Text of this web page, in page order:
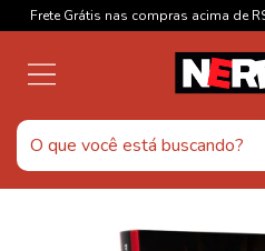
Frete Grátis nas compras acima de